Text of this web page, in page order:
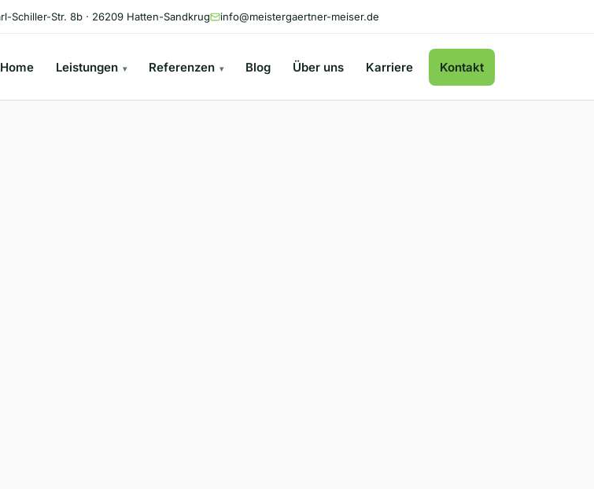
Schiller-Str. 8b · 26209 Hatten-Sandkrug info@meistergaertner-meiser.de
Home Leistungen Referenzen Blog Über uns Karriere Kontakt